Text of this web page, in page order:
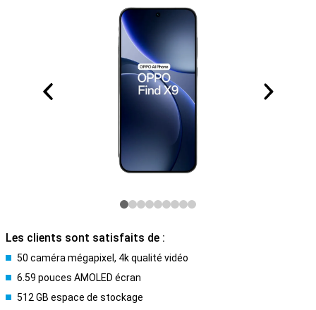
Les clients sont satisfaits de :
50 caméra mégapixel, 4k qualité vidéo
6.59 pouces AMOLED écran
512 GB espace de stockage